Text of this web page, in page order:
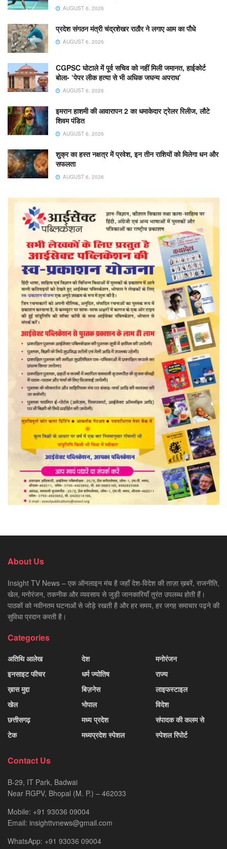
AUGUST 6, 2026
प्रदेश संगठन मंत्री चंद्रशेखर राठौर ने लगाए आम का पौधे
AUGUST 6, 2026
CGPSC घोटाले में पूर्व सचिव को नहीं मिली जमानत, हाईकोर्ट
बोला- ‘पेपर लीक हत्या से भी अधिक जघन्य अपराध’
AUGUST 6, 2026
इमरान हाशमी की आवारापन 2 का धमाकेदार ट्रेलर रिलीज, लौटे
शिवम पंडित
AUGUST 6, 2026
शुक्र का हस्त नक्षत्र में प्रवेश, इन तीन राशियों को मिलेगा धन और
सफलता
AUGUST 6, 2026
About Us
Insight TV News – एक ऑनलाइन मंच है जहाँ देश-विदेश की ताज़ा ख़बरें, राजनीति,
खेल, मनोरंजन, तकनीक और व्यवसाय से जुड़ी जानकारियाँ तुरंत उपलब्ध होती हैं।
पाठकों को नवीनतम घटनाओं से जोड़े रखती है और हर समय, हर जगह समाचार पढ़ने की
सुविधा प्रदान करती है।
Categories
अतिथि आलेख
इनसाइट फीचर
ख़ास मुद्दा
खेल
छत्तीसगढ़
टेक
देश
धर्म ज्योतिष
बिज़नेस
भोपाल
मध्य प्रदेश
मध्यप्रदेश स्पेशल
मनोरंजन
राज्य
लाइफस्टाइल
विदेश
संपादक की कलम से
स्पेशल रिपोर्ट
Contact Us
B-29, IT Park, Badwai
Near RGPV, Bhopal (M. P.) – 462033
Mobile: +91 93036 09004
Email: insighttvnews@gmail.com
WhatsApp: +91 93036 09004